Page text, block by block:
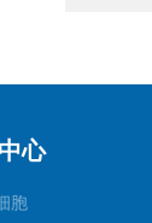
心
胞